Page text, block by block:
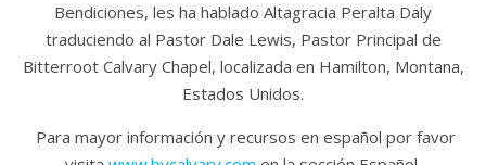
Bendiciones, les ha hablado Altagracia Peralta Daly
traduciendo al Pastor Dale Lewis, Pastor Principal de
Bitterroot Calvary Chapel, localizada en Hamilton, Montana,
Estados Unidos.
Para mayor información y recursos en español por favor